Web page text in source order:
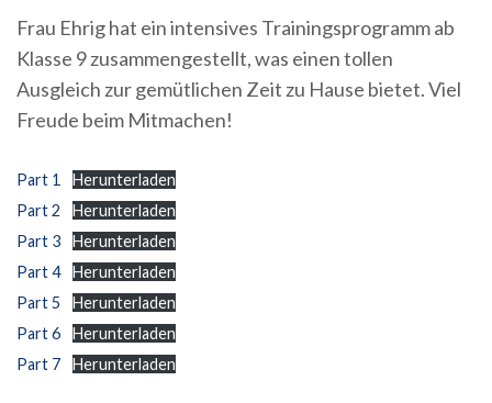
Frau Ehrig hat ein intensives Trainingsprogramm ab
Klasse 9 zusammengestellt, was einen tollen
Ausgleich zur gemütlichen Zeit zu Hause bietet. Viel
Freude beim Mitmachen!
Part 1
Herunterladen
Part 2
Herunterladen
Part 3
Herunterladen
Part 4
Herunterladen
Part 5
Herunterladen
Part 6
Herunterladen
Part 7
Herunterladen